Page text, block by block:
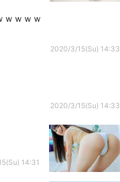
ｗｗｗｗ
2020/3/15(Su) 14:33
2020/3/15(Su) 14:33
14:31